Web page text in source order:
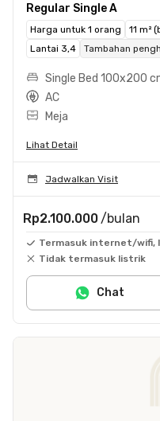
Regular Single A
Harga untuk 1 orang
11 m²
Lantai 3,4
Tambahan
Single Bed 100x200
AC
Meja
Lihat Detail
Jadwalkan Visit
Rp2.100.000 /bulan
Termasuk internet/wifi,
Tidak termasuk listrik
Chat